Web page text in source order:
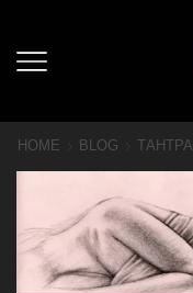
HOME BLOG ТАНТРА